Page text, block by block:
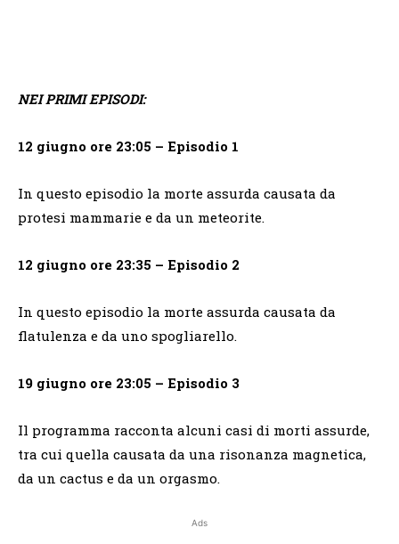
NEI PRIMI EPISODI:
12 giugno ore 23:05 – Episodio 1
In questo episodio la morte assurda causata da
protesi mammarie e da un meteorite.
12 giugno ore 23:35 – Episodio 2
In questo episodio la morte assurda causata da
flatulenza e da uno spogliarello.
19 giugno ore 23:05 – Episodio 3
Il programma racconta alcuni casi di morti assurde,
tra cui quella causata da una risonanza magnetica,
da un cactus e da un orgasmo.
Ads